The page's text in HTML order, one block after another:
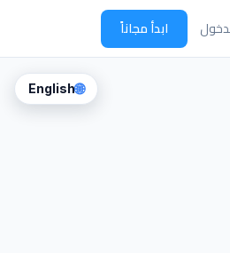
ابدأ مجاناً
🌐
English